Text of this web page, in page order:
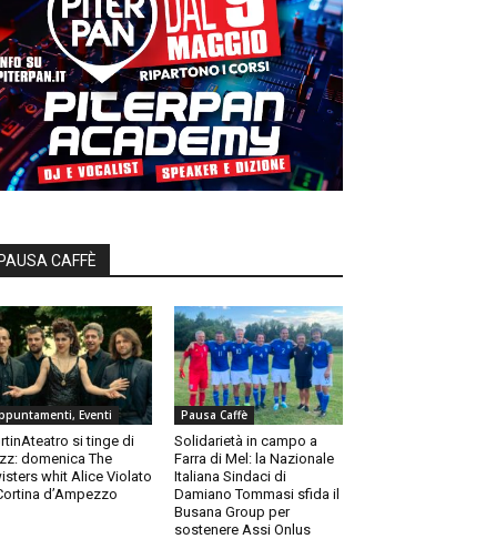
PAUSA CAFFÈ
Eventi
si tinge di
domenica The
whit Alice Violato
d’Ampezzo
Pausa Caffè
Solidarietà in campo a
Farra di Mel: la Nazionale
Italiana Sindaci di
Damiano Tommasi sfida il
Busana Group per
sostenere Assi Onlus